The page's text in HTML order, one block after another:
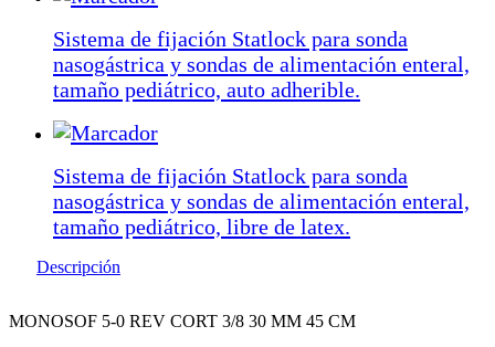
Sistema de fijación Statlock para sonda
nasogástrica y sondas de alimentación enteral,
tamaño pediátrico, auto adherible.
Sistema de fijación Statlock para sonda
nasogástrica y sondas de alimentación enteral,
tamaño pediátrico, libre de latex.
Descripción
MONOSOF 5-0 REV CORT 3/8 30 MM 45 CM